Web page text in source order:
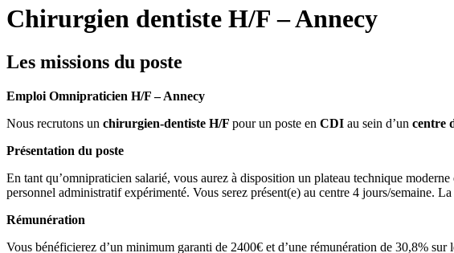
Chirurgien dentiste H/F – Annecy
Les missions du poste
Emploi Omnipraticien H/F – Annecy
Nous recrutons un chirurgien-dentiste H/F pour un poste en CDI au sein d’un centre
Présentation du poste
En tant qu’omnipraticien salarié, vous aurez à disposition un plateau technique
personnel administratif expérimenté. Vous serez présent(e) au centre 4 jours/semaine.
Rémunération
Vous bénéficierez d’un minimum garanti de 2400€ et d’une rémunération de 30,8%